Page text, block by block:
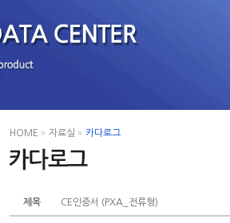
HOME 자료실 카다로그
제목 CE인증서 (PXA_전류형)